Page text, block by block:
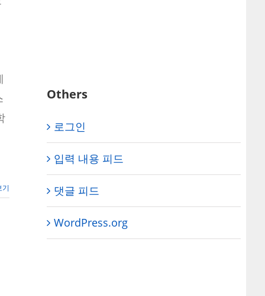
기
Others
로그인
입력 내용 피드
댓글 피드
WordPress.org